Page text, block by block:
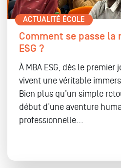
ACTUALITÉ ÉCOLE
Comment se passe la
ESG ?
À MBA ESG, d ès le premier
vivent une véritable
Bien plus qu’un simple
début d’une aventure
professionnelle...